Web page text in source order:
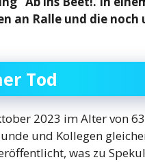
an Ralle und die noch
Tod
2023 im Alter von
und Kollegen
was zu